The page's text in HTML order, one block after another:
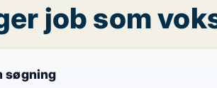
job som
søgning